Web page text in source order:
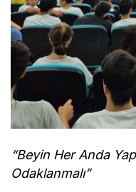
“Beyin Her Anda
Odaklanmalı”